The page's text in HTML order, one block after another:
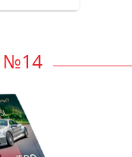
№14